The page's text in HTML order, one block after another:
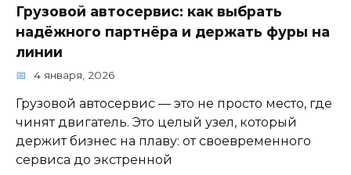
Грузовой автосервис: как выбрать
надёжного партнёра и держать фуры на
линии
4 января, 2026
Грузовой автосервис — это не просто место, где
чинят двигатель. Это целый узел, который
держит бизнес на плаву: от своевременного
сервиса до экстренной